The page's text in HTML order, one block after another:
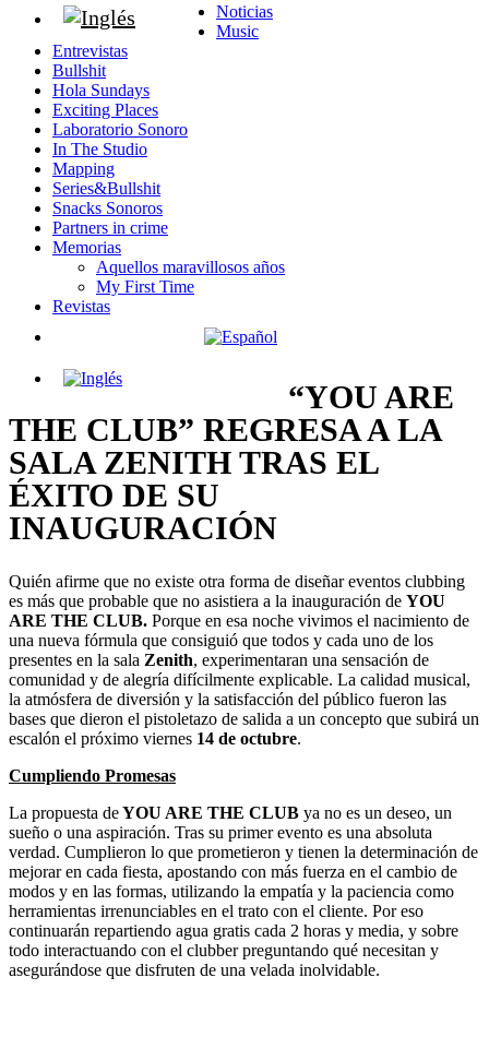
Noticias
Music
Entrevistas
Bullshit
Hola Sundays
Exciting Places
Laboratorio Sonoro
In The Studio
Mapping
Series&Bullshit
Snacks Sonoros
Partners in crime
Memorias
Aquellos maravillosos años
My First Time
Revistas
“YOU ARE
THE CLUB” REGRESA A LA
SALA ZENITH TRAS EL
ÉXITO DE SU
INAUGURACIÓN
Quién afirme que no existe otra forma de diseñar eventos clubbing
es más que probable que no asistiera a la inauguración de YOU
ARE THE CLUB. Porque en esa noche vivimos el nacimiento de
una nueva fórmula que consiguió que todos y cada uno de los
presentes en la sala Zenith, experimentaran una sensación de
comunidad y de alegría difícilmente explicable. La calidad musical,
la atmósfera de diversión y la satisfacción del público fueron las
bases que dieron el pistoletazo de salida a un concepto que subirá un
escalón el próximo viernes 14 de octubre.
Cumpliendo Promesas
La propuesta deYOU ARE THE CLUB ya no es un deseo, un
sueño o una aspiración. Tras su primer evento es una absoluta
verdad. Cumplieron lo que prometieron y tienen la determinación de
mejorar en cada fiesta, apostando con más fuerza en el cambio de
modos y en las formas, utilizando la empatía y la paciencia como
herramientas irrenunciables en el trato con el cliente. Por eso
continuarán repartiendo agua gratis cada 2 horas y media, y sobre
todo interactuando con el clubber preguntando qué necesitan y
asegurándose que disfruten de una velada inolvidable.